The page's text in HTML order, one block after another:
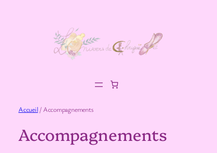
Accueil/ Accompagnements
Accompagnements